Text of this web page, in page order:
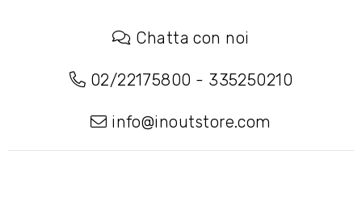
Chatta con noi
02/22175800 - 335250210
info@inoutstore.com